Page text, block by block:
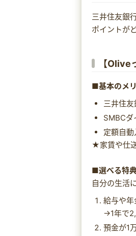
三井住友銀
ポイントが
【Olive
■基本のメ
三井住
SMBCダ
定額自動
★家賃や仕
■選べる特
自分の生活
給与や年
→1年で
預金が1